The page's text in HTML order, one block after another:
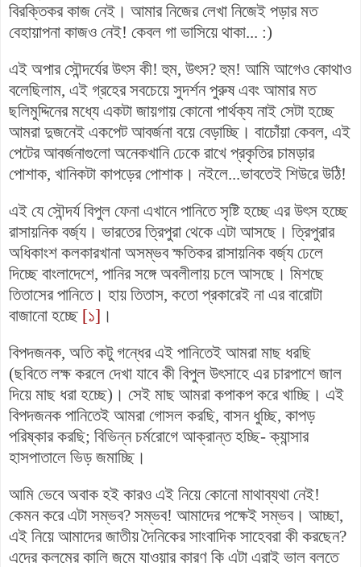
বিরক্তিকর কাজ নেই। আমার নিজের লেখা নিজেই পড়ার মত
বেহায়াপনা কাজও নেই! কেবল গা ভাসিয়ে থাকা... :)
এই অপার সৌন্দর্যের উৎস কী! হুম, উৎস? হুম! আমি আগেও কোথাও
বলেছিলাম, এই গ্রহের সবচেয়ে সুদর্শন পুরুষ এবং আমার মত
ছলিমুদ্দিনের মধ্যে একটা জায়গায় কোনো পার্থক্য নাই সেটা হচ্ছে
আমরা দুজনেই একপেট আবর্জনা বয়ে বেড়াচ্ছি। বাচোঁয়া কেবল, এই
পেটের আবর্জনাগুলো অনেকখানি ঢেকে রাখে প্রকৃতির চামড়ার
পোশাক, খানিকটা কাপড়ের পোশাক। নইলে...ভাবতেই শিউরে উঠি!
এই যে সৌন্দর্য বিপুল ফেনা এখানে পানিতে সৃষ্টি হচ্ছে এর উৎস হচ্ছে
রাসায়নিক বর্জ্য। ভারতের ত্রিপুরা থেকে এটা আসছে। ত্রিপুরার
অধিকাংশ কলকারখানা অসম্ভব ক্ষতিকর রাসায়নিক বর্জ্য ঢেলে
দিচ্ছে বাংলাদেশে, পানির সঙ্গে অবলীলায় চলে আসছে। মিশছে
তিতাসের পানিতে। হায় তিতাস, কতো প্রকারেই না এর বারোটা
বাজানো হচ্ছে [১] ।
বিপদজনক, অতি কটু গন্ধের এই পানিতেই আমরা মাছ ধরছি
(ছবিতে লক্ষ করলে দেখা যাবে কী বিপুল উৎসাহে এর চারপাশে জাল
দিয়ে মাছ ধরা হচ্ছে)। সেই মাছ আমরা কপাকপ করে খাচ্ছি। এই
বিপদজনক পানিতেই আমরা গোসল করছি, বাসন ধুচ্ছি, কাপড়
পরিষ্কার করছি; বিভিন্ন চর্মরোগে আক্রান্ত হচ্ছি- ক্যান্সার
হাসপাতালে ভিড় জমাচ্ছি।
আমি ভেবে অবাক হই কারও এই নিয়ে কোনো মাথাব্যথা নেই!
কেমন করে এটা সম্ভব? সম্ভব! আমাদের পক্ষেই সম্ভব। আচ্ছা,
এই নিয়ে আমাদেরজাতীয় দৈনিকের সাংবাদিক সাহেবরা কী করছেন?
এদের কলমের কালি জমে যাওয়ার কারণ কি এটা এরাই ভাল বলতে